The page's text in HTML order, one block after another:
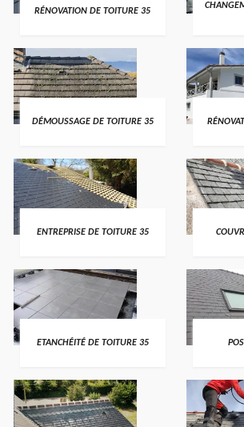
RÉNOVATION DE TOITURE 35
DÉMOUSSAGE DE TOITURE 35
ENTREPRISE DE TOITURE 35
ETANCHÉITÉ DE TOITURE 35